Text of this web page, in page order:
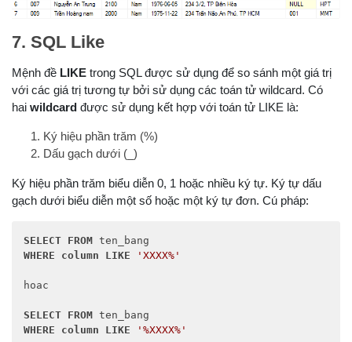
update GIAOVIEN
where
set MABM = 'VS'
where
(MAGV = '006'
update GIAOVIEN
set MABM = 'HPT'
update GIAOVIEN
set MABM =
update GIAOVIEN
set MABM = 'MMT'
set MABM = 'HPT'
where (MAGV = '010'
7. SQL Like
Mệnh đề LIKE trong SQL được sử dụng để so sánh một giá trị
với các giá trị tương tự bởi sử dụng các toán tử wildcard. Có
hai wildcard được sử dụng kết hợp với toán tử LIKE là:
Ký hiệu phần trăm (%)
Dấu gạch dưới (_)
Ký hiệu phần trăm biểu diễn 0, 1 hoặc nhiều ký tự. Ký tự dấu
gạch dưới biểu diễn một số hoặc một ký tự đơn. Cú pháp:
SELECT FROM
WHERE
column LIKE 'XXXX%'
hoac
SELECT FROM
WHERE
column LIKE '%XXXX%'